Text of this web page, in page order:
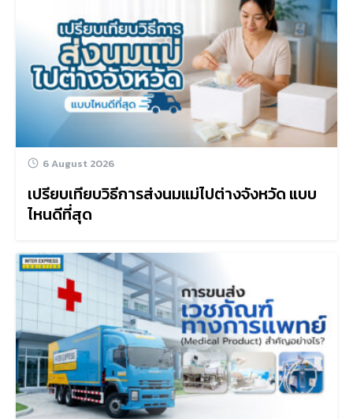
6 August 2026
เปรียบเทียบวิธีการส่งนมแม่ไปต่างจังหวัด แบบ
ไหนดีที่สุด